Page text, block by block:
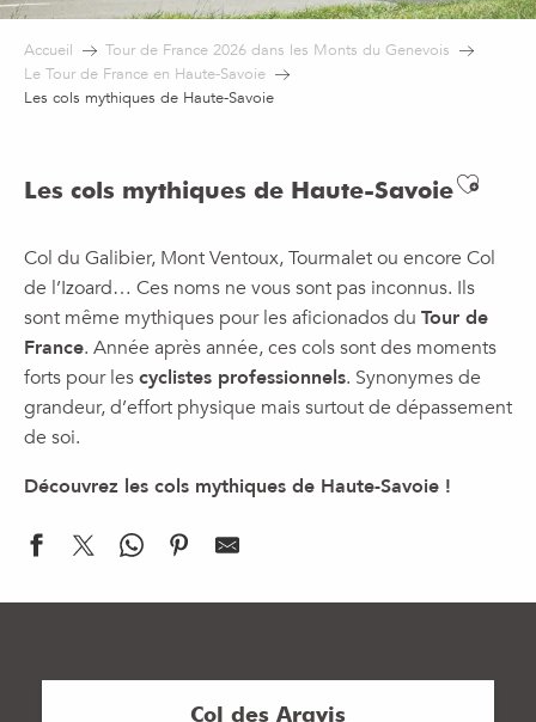
Accueil
Tour de France 2026 dans les Monts du Genevois
Le Tour de France en Haute-Savoie
Les cols mythiques de Haute-Savoie
Les cols mythiques de Haute-Savoie
Col du Galibier, Mont Ventoux, Tourmalet ou encore Col
de l’Izoard… Ces noms ne vous sont pas inconnus. Ils
sont même mythiques pour les aficionados du Tour de
France. Année après année, ces cols sont des moments
forts pour lescyclistes professionnels. Synonymes de
grandeur, d’effort physique mais surtout de dépassement
de soi.
Découvrez les cols mythiques de Haute-Savoie !
Col des Aravis